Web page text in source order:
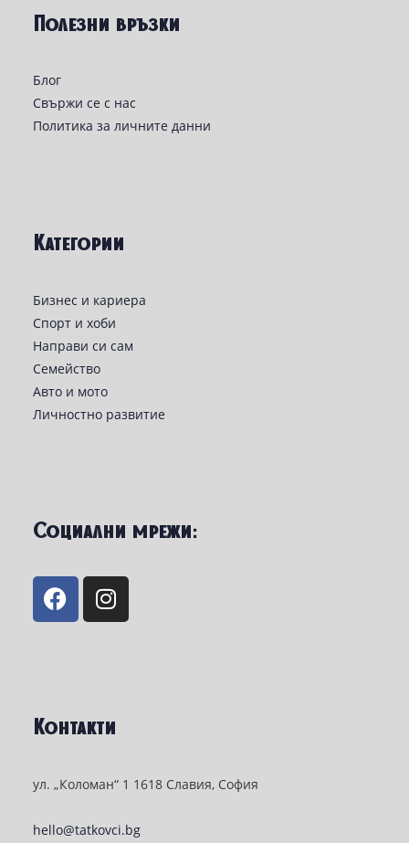
Полезни връзки
Блог
Свържи се с нас
Политика за личните данни
Категории
Бизнес и кариера
Спорт и хоби
Направи си сам
Семейство
Авто и мото
Личностно развитие
Социални мрежи:
Контакти
ул. „Коломан“ 1 1618 Славия, София
hello@tatkovci.bg